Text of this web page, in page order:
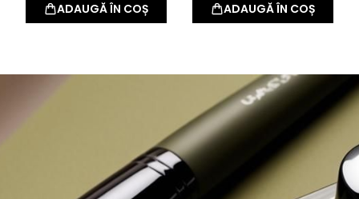
ADAUGĂ ÎN COȘ ADAUGĂ ÎN COȘ